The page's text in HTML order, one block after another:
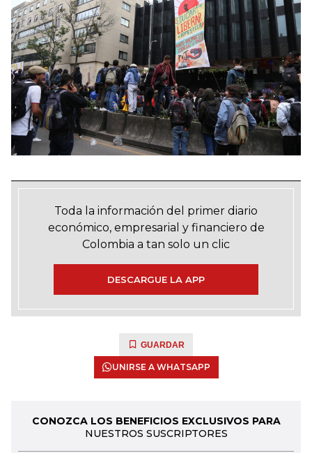
Toda la información del primer diario
económico, empresarial y financiero de
Colombia a tan solo un clic
DESCARGUE LA APP
GUARDAR
UNIRSE A WHATSAPP
CONOZCA LOS BENEFICIOS EXCLUSIVOS PARA
NUESTROS SUSCRIPTORES